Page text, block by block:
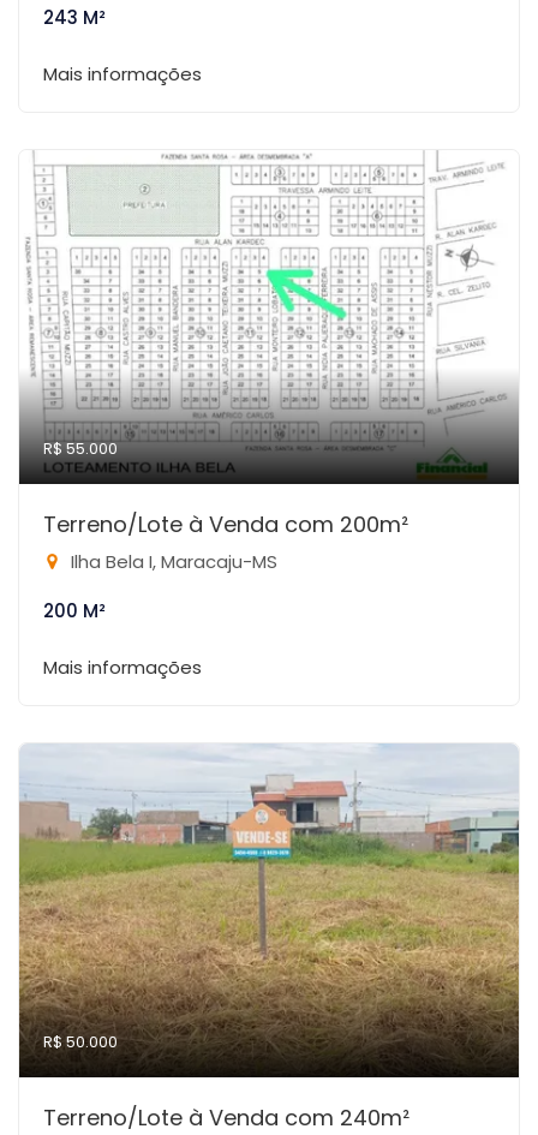
243 M²
Mais informações
R$ 55.000
Terreno/Lote à Venda com 200m²
Ilha Bela I, Maracaju-MS
200 M²
Mais informações
R$ 50.000
Terreno/Lote à Venda com 240m²